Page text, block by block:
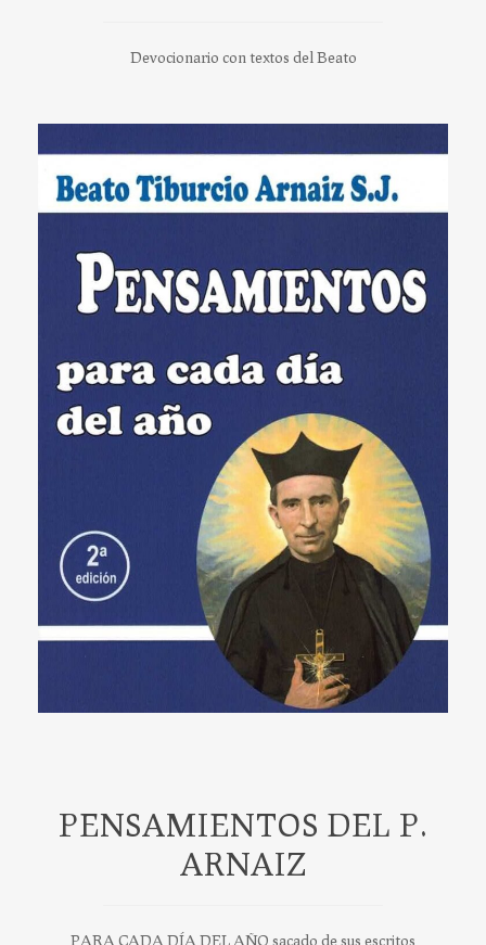
Devocionario con textos del Beato
PENSAMIENTOS DEL P.
ARNAIZ
PARA CADA DÍA DEL AÑO sacado de sus escritos